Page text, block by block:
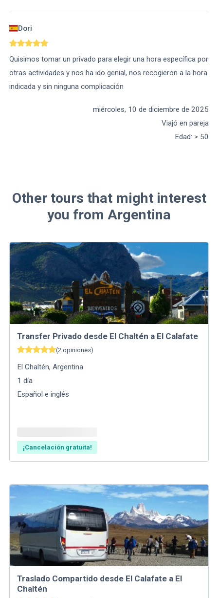
Dori
Quisimos tomar un privado para elegir una hora específica por
otras actividades y nos ha ido genial, nos recogieron a la hora
indicada y sin ninguna complicación
miércoles, 10 de diciembre de 2025
Viajó en pareja
Edad: > 50
Other tours that might interest
you from Argentina
Transfer Privado desde El Chaltén a El Calafate
(2 opiniones)
El Chaltén,Argentina
1 día
Español e inglés
¡Cancelación gratuita!
Traslado Compartido desde El Calafate a El
Chaltén